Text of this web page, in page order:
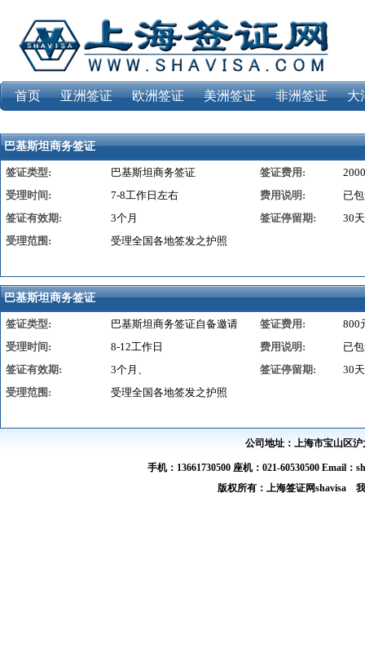
首页 亚洲签证 欧洲签证 美洲签证 非洲签证 大
巴基斯坦商务签证
签证类型: 巴基斯坦商务签证 签证费用:
受理时间:
7-8工作日左右 费用说明:
已
签证有效期:
3个月 签证停留期:
30天
受理范围:
受理全国各地签发之护照
巴基斯坦商务签证
签证类型: 巴基斯坦商务签证自备邀请 签证费用:
800
受理时间:
8-12工作日 费用说明:
已
签证有效期:
3个月、 签证停留期:
30天
受理范围:
受理全国各地签发之护照
公司地址：上海市宝山区沪
手机：13661730500 座机：021-60530500 Email
版权所有：上海签证网shavisa